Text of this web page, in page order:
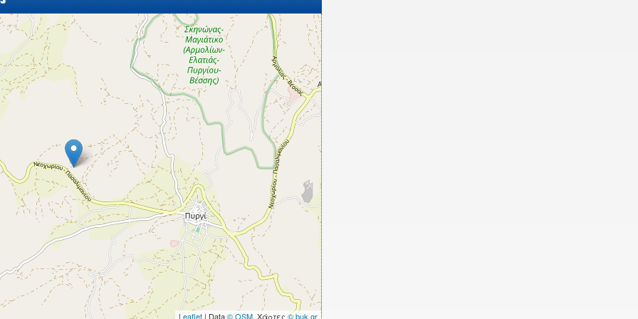
Leaflet| Data© OSM, Χάρτες© buk.gr